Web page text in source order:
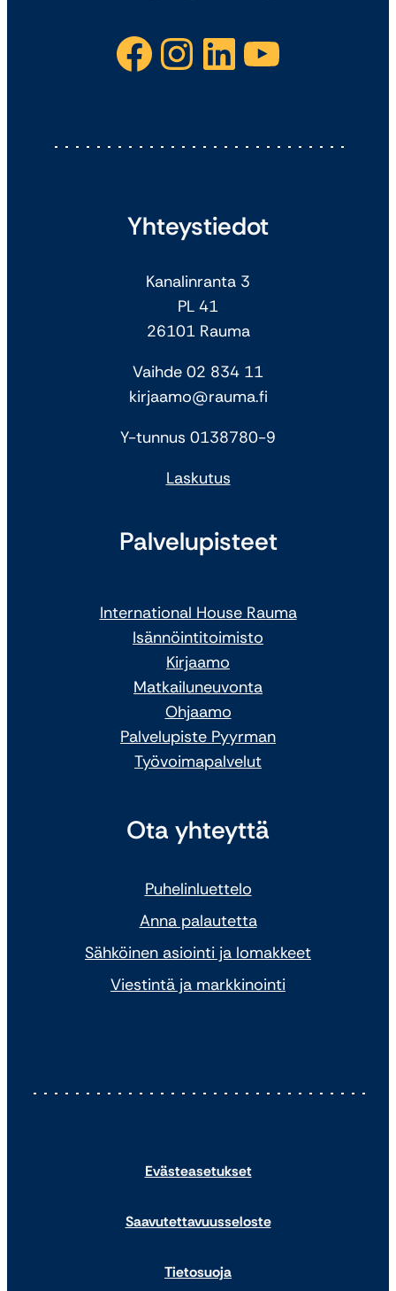
Facebook Instagram LinkedIn YouTube
Yhteystiedot
Kanalinranta 3
PL 41
26101 Rauma
Vaihde 02 834 11
kirjaamo@rauma.fi
Y-tunnus 0138780-9
Laskutus
Palvelupisteet
International House Rauma
Isännöintitoimisto
Kirjaamo
Matkailuneuvonta
Ohjaamo
Palvelupiste Pyyrman
Työvoimapalvelut
Ota yhteyttä
Puhelinluettelo
Anna palautetta
Sähköinen asiointi ja lomakkeet
Viestintä ja markkinointi
Evästeasetukset
Saavutettavuusseloste
Tietosuoja